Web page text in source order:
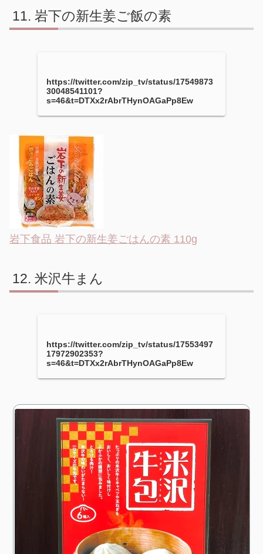
岩下の新生姜ご飯の素
https://twitter.com/zip_tv/status/17549873
30048541101?
s=46&t=DTXx2rAbrTHynOAGaPp8Ew
岩下食品 岩下の新生姜ごはんの素 110g
米沢牛まん
https://twitter.com/zip_tv/status/17553497
17972902353?
s=46&t=DTXx2rAbrTHynOAGaPp8Ew